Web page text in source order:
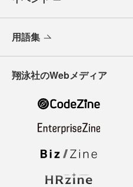
用語集
翔泳社のWebメディア